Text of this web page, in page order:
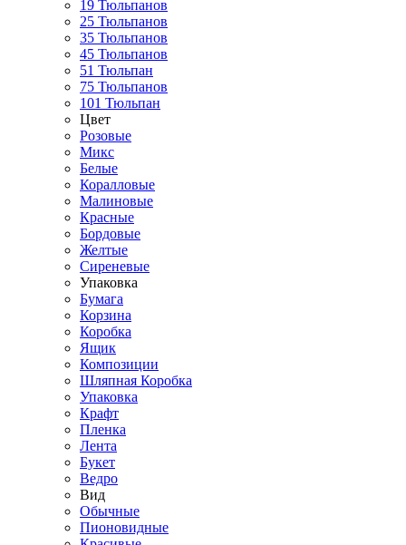
19 Тюльпанов
25 Тюльпанов
35 Тюльпанов
45 Тюльпанов
51 Тюльпан
75 Тюльпанов
101 Тюльпан
Цвет
Розовые
Микс
Белые
Коралловые
Малиновые
Красные
Бордовые
Желтые
Сиреневые
Упаковка
Бумага
Корзина
Коробка
Ящик
Композиции
Шляпная Коробка
Упаковка
Крафт
Пленка
Лента
Букет
Ведро
Вид
Обычные
Пионовидные